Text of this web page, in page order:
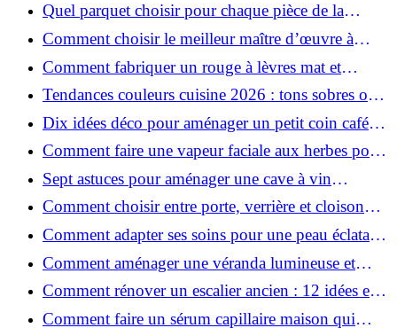
Quel parquet choisir pour chaque pièce de la
maison ?
Comment choisir le meilleur maître d’œuvre à
Grenoble en 2026 ?
Comment fabriquer un rouge à lèvres mat et
hydratant fait maison ?
Tendances couleurs cuisine 2026 : tons sobres ou
colorés, que choisir ?
Dix idées déco pour aménager un petit coin café
chez soi
Comment faire une vapeur faciale aux herbes pour
une peau plus saine et rajeunie ?
Sept astuces pour aménager une cave à vin
naturelle chez soi
Comment choisir entre porte, verrière et cloison
coulissante pour séparer vos pièces ?
Comment adapter ses soins pour une peau éclatante
en hiver ?
Comment aménager une véranda lumineuse et
conviviale : 12 idées déco
Comment rénover un escalier ancien : 12 idées et
astuces faciles pas à pas
Comment faire un sérum capillaire maison qui